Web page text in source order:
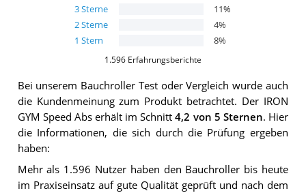
3Sterne 11%
2Sterne 4%
1 Stern 8%
1.596 Erfahrungsberichte
Bei unserem Bauchroller Test oder Vergleich wurde auch
die Kundenmeinung zum Produkt betrachtet. Der IRON
GYM Speed Abserhält im Schnitt4,2 von 5 Sternen. Hier
die Informationen, die sich durch die Prüfung ergeben
haben:
Mehr als 1.596 Nutzer haben den Bauchroller bis heute
im Praxiseinsatz auf gute Qualität geprüft und nach dem